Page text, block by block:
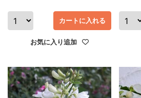
お気に入り追加
カートに入れる